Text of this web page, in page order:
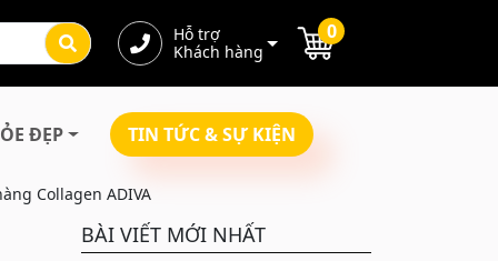
Hỗ trợ
Khách hàng
0
ĐẸP TIN TỨC & SỰ KIỆN
Collagen ADIVA
BÀI VIẾT MỚI NHẤT